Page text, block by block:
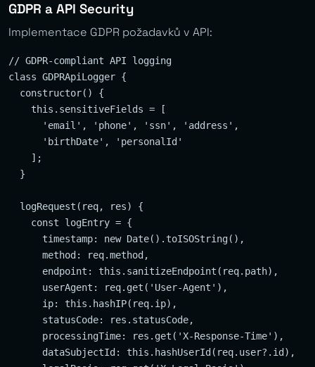
GDPR a API Security
Implementace GDPR požadavků v API:
// GDPR-compliant API logging
class GDPRApiLogger {
  constructor() {
    this.sensitiveFields = [
      'email', 'phone', 'ssn', 'address',
      'birthDate', 'personalId'
    ];
  }
  logRequest(req, res) {
    const logEntry = {
      timestamp: new Date().toISOString(),
      method: req.method,
      endpoint: this.sanitizeEndpoint(req.path),
      userAgent: req.get('User-Agent'),
      ip: this.hashIP(req.ip),
      statusCode: res.statusCode,
      processingTime: res.get('X-Response-Time'),
      dataSubjectId: this.hashUserId(req.user?.id),